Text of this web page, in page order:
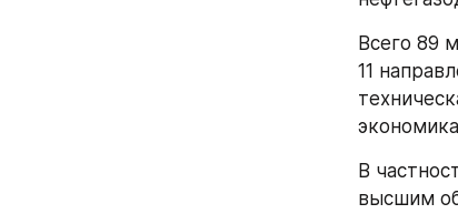
Всего 89
11
В
высшим